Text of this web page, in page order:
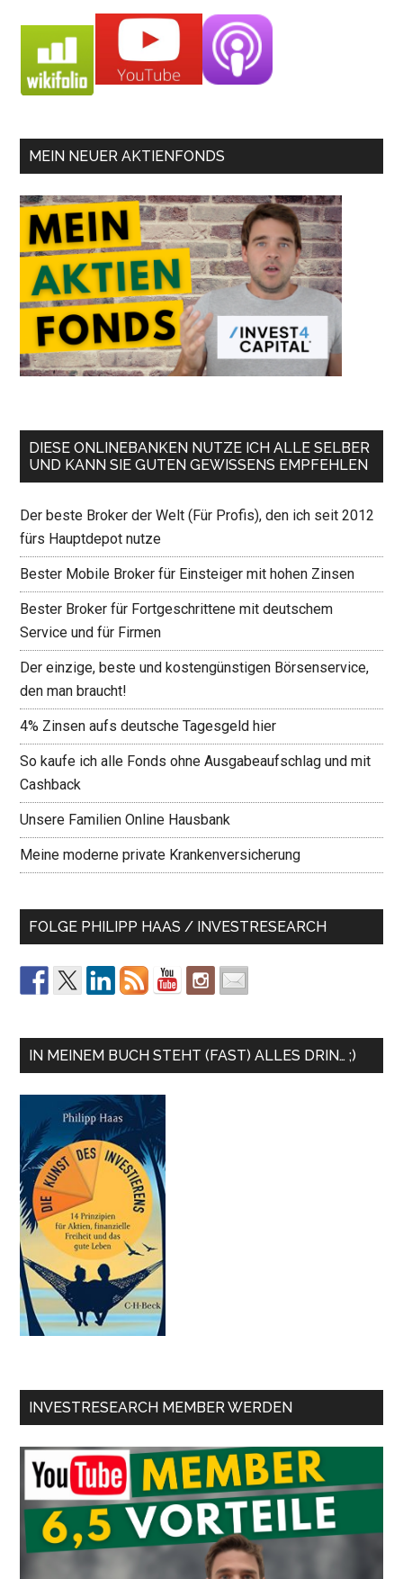
MEIN NEUER AKTIENFONDS
DIESE ONLINEBANKEN NUTZE ICH ALLE SELBER
UND KANN SIE GUTEN GEWISSENS EMPFEHLEN
Der beste Broker der Welt (Für Profis), den ich seit 2012
fürs Hauptdepot nutze
Bester Mobile Broker für Einsteiger mit hohen Zinsen
Bester Broker für Fortgeschrittene mit deutschem
Service und für Firmen
Der einzige, beste und kostengünstigen Börsenservice,
den man braucht!
4% Zinsen aufs deutsche Tagesgeld hier
So kaufe ich alle Fonds ohne Ausgabeaufschlag und mit
Cashback
Unsere Familien Online Hausbank
Meine moderne private Krankenversicherung
FOLGE PHILIPP HAAS / INVESTRESEARCH
IN MEINEM BUCH STEHT (FAST) ALLES DRIN… ;)
INVESTRESEARCH MEMBER WERDEN